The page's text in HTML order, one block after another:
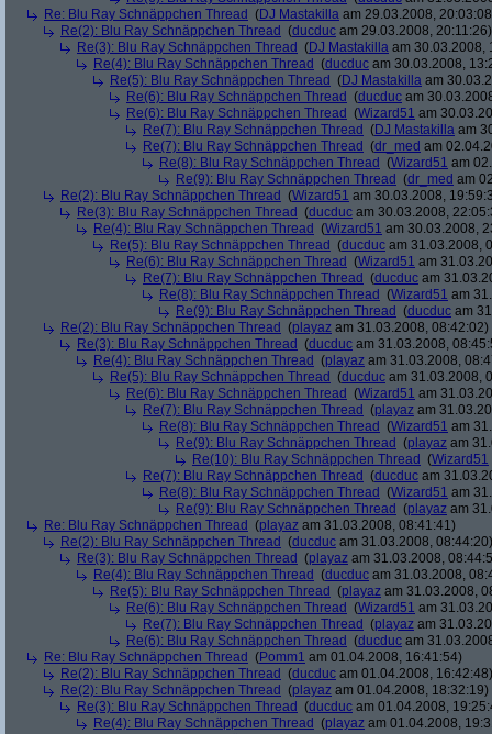
Re: Blu Ray Schnäppchen Thread (DJ Mastakilla am 29.03.2008,
Re(2): Blu Ray Schnäppchen Thread (ducduc am 29.03.2008, 20:11:26)
Re(3): Blu Ray Schnäppchen Thread (DJ Mastakilla am 30.03.2008,
Re(4): Blu Ray Schnäppchen Thread (ducduc am 30.03.2008,
Re(5): Blu Ray Schnäppchen Thread (DJ Mastakilla am
Re(6): Blu Ray Schnäppchen Thread (ducduc am
Re(6): Blu Ray Schnäppchen Thread (Wizard51 am
Re(7): Blu Ray Schnäppchen Thread (DJ Mastakilla am
Re(7): Blu Ray Schnäppchen Thread (dr_med am
Re(8): Blu Ray Schnäppchen Thread (Wizard51 am
Re(9): Blu Ray Schnäppchen Thread (dr_med am
Re(2): Blu Ray Schnäppchen Thread (Wizard51 am 30.03.2008,
Re(3): Blu Ray Schnäppchen Thread (ducduc am 30.03.2008,
Re(4): Blu Ray Schnäppchen Thread (Wizard51 am 30.03.2008,
Re(5): Blu Ray Schnäppchen Thread (ducduc am 31.03.2008,
Re(6): Blu Ray Schnäppchen Thread (Wizard51 am
Re(7): Blu Ray Schnäppchen Thread (ducduc am
Re(8): Blu Ray Schnäppchen Thread (Wizard51 am
Re(9): Blu Ray Schnäppchen Thread (ducduc am
Re(2): Blu Ray Schnäppchen Thread (playaz am 31.03.2008, 08:42:02)
Re(3): Blu Ray Schnäppchen Thread (ducduc am 31.03.2008,
Re(4): Blu Ray Schnäppchen Thread (playaz am 31.03.2008,
Re(5): Blu Ray Schnäppchen Thread (ducduc am 31.03.2008,
Re(6): Blu Ray Schnäppchen Thread (Wizard51 am
Re(7): Blu Ray Schnäppchen Thread (playaz am
Re(8): Blu Ray Schnäppchen Thread (Wizard51 am
Re(9): Blu Ray Schnäppchen Thread (playaz am
Re(10): Blu Ray Schnäppchen Thread (Wizard51
Re(7): Blu Ray Schnäppchen Thread (ducduc am
Re(8): Blu Ray Schnäppchen Thread (Wizard51 am
Re(9): Blu Ray Schnäppchen Thread (playaz am
Re: Blu Ray Schnäppchen Thread (playaz am 31.03.2008, 08:41:41)
Re(2): Blu Ray Schnäppchen Thread (ducduc am 31.03.2008, 08:44:20)
Re(3): Blu Ray Schnäppchen Thread (playaz am 31.03.2008,
Re(4): Blu Ray Schnäppchen Thread (ducduc am 31.03.2008,
Re(5): Blu Ray Schnäppchen Thread (playaz am 31.03.2008,
Re(6): Blu Ray Schnäppchen Thread (Wizard51 am
Re(7): Blu Ray Schnäppchen Thread (playaz am
Re(6): Blu Ray Schnäppchen Thread (ducduc am
Re: Blu Ray Schnäppchen Thread (Pomm1 am 01.04.2008, 16:41:54)
Re(2): Blu Ray Schnäppchen Thread (ducduc am 01.04.2008, 16:42:48)
Re(2): Blu Ray Schnäppchen Thread (playaz am 01.04.2008, 18:32:19)
Re(3): Blu Ray Schnäppchen Thread (ducduc am 01.04.2008,
Re(4): Blu Ray Schnäppchen Thread (playaz am 01.04.2008,